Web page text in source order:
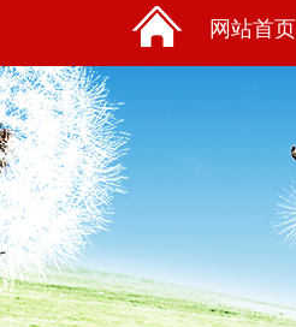
网站首页